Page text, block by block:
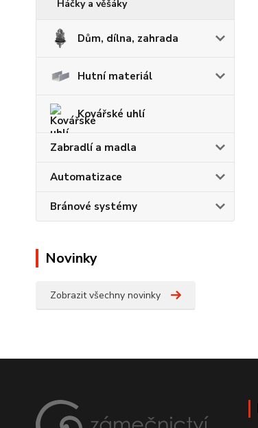
Háčky a věšáky
Dům, dílna, zahrada
Hutní materiál
Kovářské uhlí
Zabradlí a madla
Automatizace
Bránové systémy
Novinky
Zobrazit všechny novinky